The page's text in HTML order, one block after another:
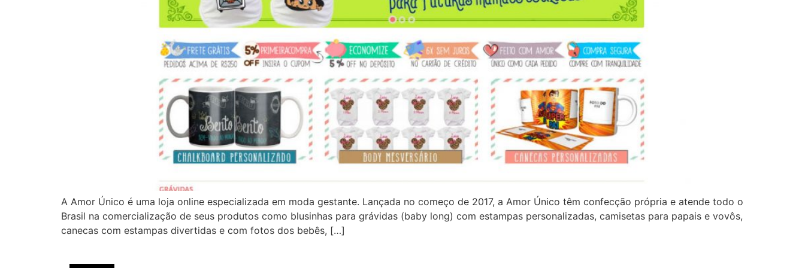
A Amor Único é uma loja online especializada em moda gestante. Lançada no começo de 2017, a Amor Único têm confecção própria e atende todo o
Brasil na comercialização de seus produtos como blusinhas para grávidas (baby long) com estampas personalizadas, camisetas para papais e vovôs,
canecas com estampas divertidas e com fotos dos bebês, […]